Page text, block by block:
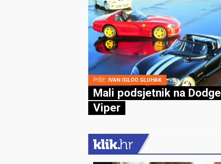
PIŠE: IVAN IGLOO GLUHAK
Mali podsjetnik na Dodge
Viper